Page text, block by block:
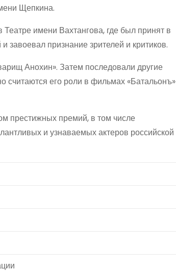
Щепкина.
имени Вахтангова, где был принят в
завоевал признание зрителей и критиков.
Анохин». Затем последовали другие
его роли в фильмах «Батальонъ»
престижных премий, в том числе
и узнаваемых актеров российской